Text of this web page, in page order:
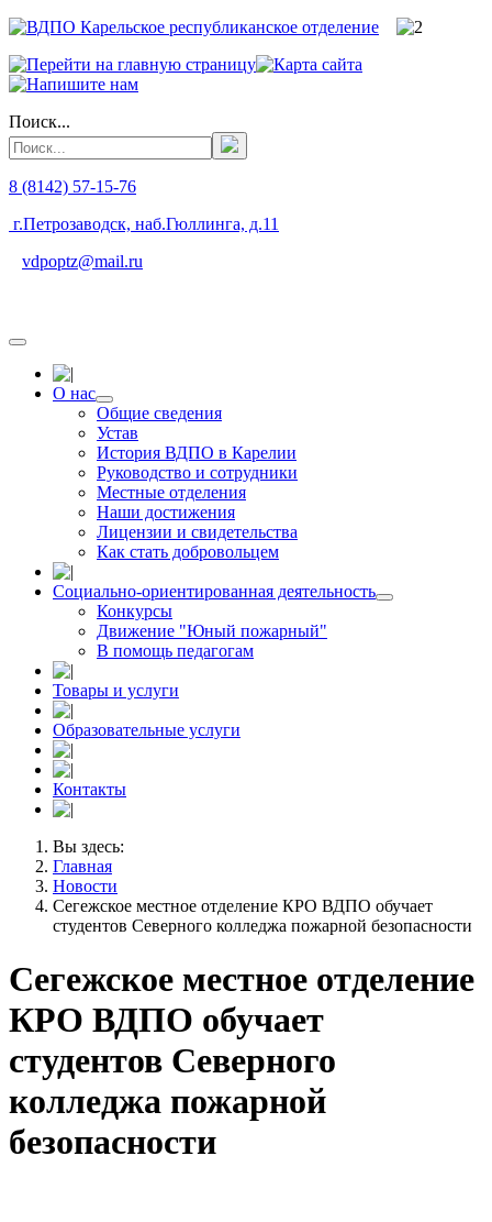
Поиск...
8 (8142) 57-15-76
г.Петрозаводск, наб.Гюллинга, д.11
vdpoptz@mail.ru
О нас
Общие сведения
Устав
История ВДПО в Карелии
Руководство и сотрудники
Местные отделения
Наши достижения
Лицензии и свидетельства
Как стать добровольцем
Социально-ориентированная деятельность
Конкурсы
Движение "Юный пожарный"
В помощь педагогам
Товары и услуги
Образовательные услуги
Контакты
Вы здесь:
Главная
Новости
Сегежское местное отделение КРО ВДПО обучает
студентов Северного колледжа пожарной безопасности
Сегежское местное отделение
КРО ВДПО обучает
студентов Северного
колледжа пожарной
безопасности